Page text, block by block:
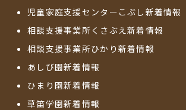
児童家庭支援センターこぶし新着情報
相談支援事業所くさぶえ新着情報
相談支援事業所ひかり新着情報
あしび園新着情報
ひまり園新着情報
草笛学園新着情報